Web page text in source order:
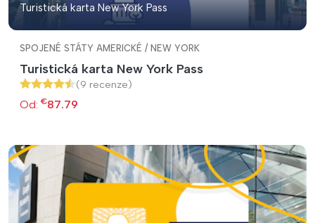
Turistická karta New York Pass
SPOJENÉ STÁTY AMERICKÉ / NEW YORK
Turistická karta New York Pass
(9 recenze)
Od: €87.79